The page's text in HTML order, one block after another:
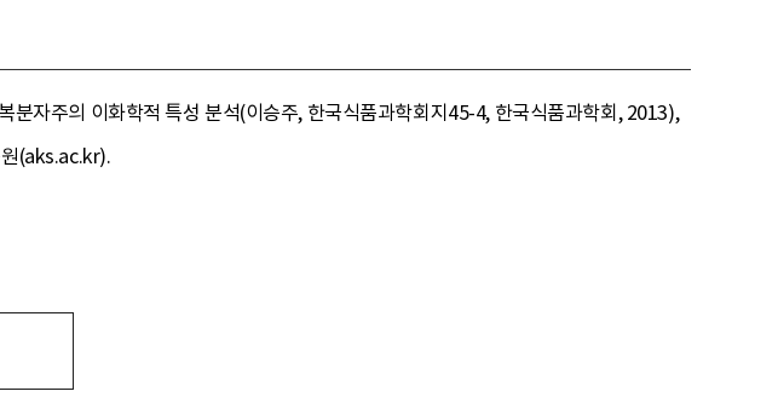
자주의 이화학적 특성 분석(이승주, 한국식품과학회지45-4, 한국식품과학회, 2013),
(aks.ac.kr).